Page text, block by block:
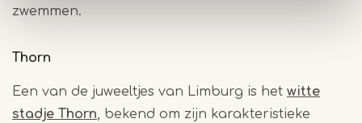
zwemmen.
Thorn
Een van de juweeltjes van Limburg is het witte
stadje Thorn, bekend om zijn karakteristieke